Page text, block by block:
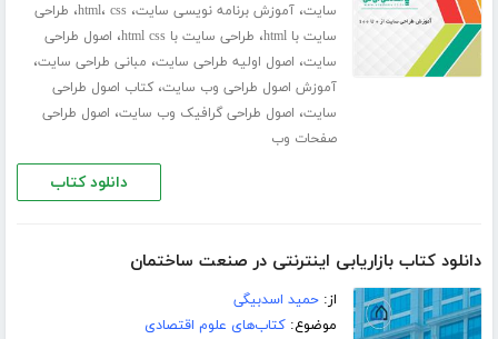
سایت،آموزش برنامه نویسی سایت، html، css ، طراحی
سایت با html
، طراحی سایت با html css ، اصول طراحی
سایت، اصول اولیه طراحی سایت، مبانی طراحی سایت،
آموزش اصول طراحی وب سایت،کتاب اصول طراحی
سایت، اصول طراحی گرافیک وب سایت، اصول طراحی
صفحات وب
دانلود کتاب
دانلود کتاب بازاریابی اینترنتی در صنعت ساختمان
از:حمید اسدبیگی
موضوع:کتاب‌های علوم اقتصادی